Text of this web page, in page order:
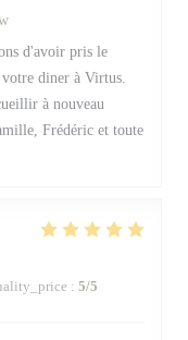
d'avoir pris le
votre diner à Virtus.
à nouveau
Frédéric et toute
: 5/5